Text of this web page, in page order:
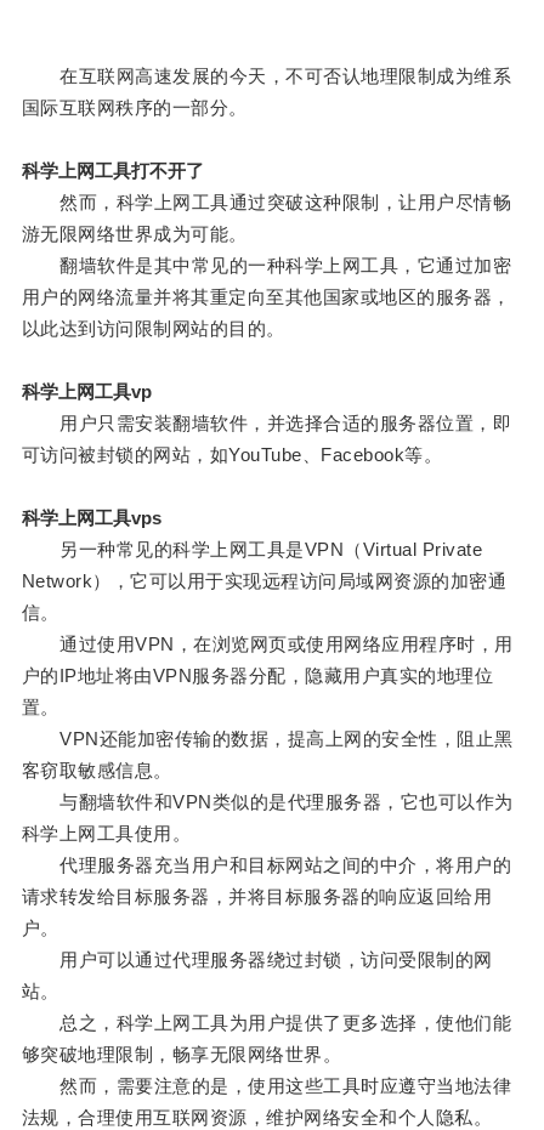
在互联网高速发展的今天，不可否认地理限制成为维系
国际互联网秩序的一部分。
科学上网工具打不开了
然而，科学上网工具通过突破这种限制，让用户尽情畅
游无限网络世界成为可能。
翻墙软件是其中常见的一种科学上网工具，它通过加密
用户的网络流量并将其重定向至其他国家或地区的服务器，
以此达到访问限制网站的目的。
科学上网工具vp
用户只需安装翻墙软件，并选择合适的服务器位置，即
可访问被封锁的网站，如YouTube、Facebook等。
科学上网工具vps
另一种常见的科学上网工具是VPN（Virtual Private
Network），它可以用于实现远程访问局域网资源的加密通
信。
通过使用VPN，在浏览网页或使用网络应用程序时，用
户的IP地址将由VPN服务器分配，隐藏用户真实的地理位
置。
VPN还能加密传输的数据，提高上网的安全性，阻止黑
客窃取敏感信息。
与翻墙软件和VPN类似的是代理服务器，它也可以作为
科学上网工具使用。
代理服务器充当用户和目标网站之间的中介，将用户的
请求转发给目标服务器，并将目标服务器的响应返回给用
户。
用户可以通过代理服务器绕过封锁，访问受限制的网
站。
总之，科学上网工具为用户提供了更多选择，使他们能
够突破地理限制，畅享无限网络世界。
然而，需要注意的是，使用这些工具时应遵守当地法律
法规，合理使用互联网资源，维护网络安全和个人隐私。